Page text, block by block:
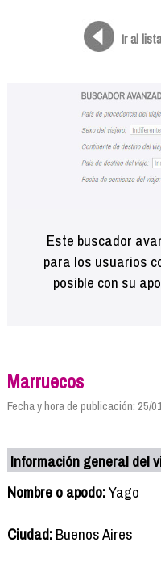
Ir al
Este buscador
para los usuarios
posible con su
Marruecos
Fecha y hora de publicación: 25/
Información general del
Nombre o apodo:Yago
Ciudad:Buenos Aires